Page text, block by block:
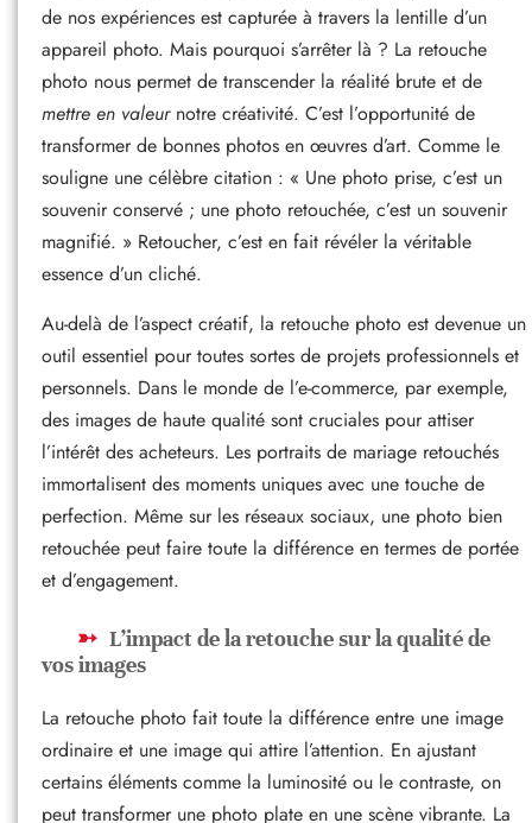
de nos expériences est capturée à travers la lentille d’un
appareil photo. Mais pourquoi s’arrêter là ? La retouche
photo nous permet de transcender la réalité brute et de
mettre en valeurnotre créativité. C’est l’opportunité de
transformer de bonnes photos en œuvres d’art. Comme le
souligne une célèbre citation : « Une photo prise, c’est un
souvenir conservé ; une photo retouchée, c’est un souvenir
magnifié. » Retoucher, c’est en fait révéler la véritable
essence d’un cliché.
Au-delà de l’aspect créatif, la retouche photo est devenue un
outil essentiel pour toutes sortes de projets professionnels et
personnels. Dans le monde de l’e-commerce, par exemple,
des images de haute qualité sont cruciales pour attiser
l’intérêt des acheteurs. Les portraits de mariage retouchés
immortalisent des moments uniques avec une touche de
perfection. Même sur les réseaux sociaux, une photo bien
retouchée peut faire toute la différence en termes de portée
et d’engagement.
L’impact de la retouche sur la qualité de
vos images
La retouche photo fait toute la différence entre une image
ordinaire et une image qui attire l’attention. En ajustant
certains éléments comme la luminosité ou le contraste, on
peut transformer une photo plate en une scène vibrante. La